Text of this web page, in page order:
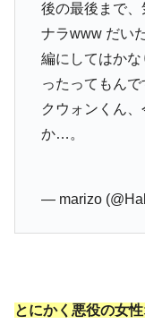
後の最後まで
ナラwww だい
編にしてはか
ったってもんで
クウォンくん
か…。
— marizo
とにかく悪役の女